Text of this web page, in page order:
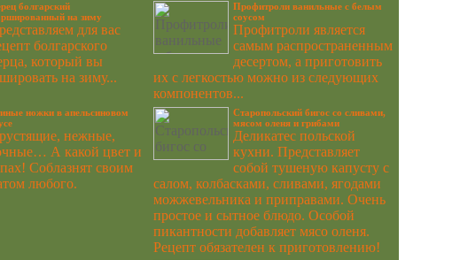
болгарский
на зиму
для вас
болгарского
который вы
на зиму...
Профитроли ванильные с белым
соусом
Профитроли является
самым распространенным
десертом, а приготовить
их с легкостью можно из следующих
компонентов...
ножки в апельсиновом
нежные,
А какой цвет и
Соблазнят своим
любого.
Старопольский бигос со сливами,
мясом оленя и грибами
Деликатес польской
кухни. Представляет
собой тушеную капусту с
салом, колбасками, сливами, ягодами
можжевельника и приправами. Очень
простое и сытное блюдо. Особой
пикантности добавляет мясо оленя.
Рецепт обязателен к приготовлению!